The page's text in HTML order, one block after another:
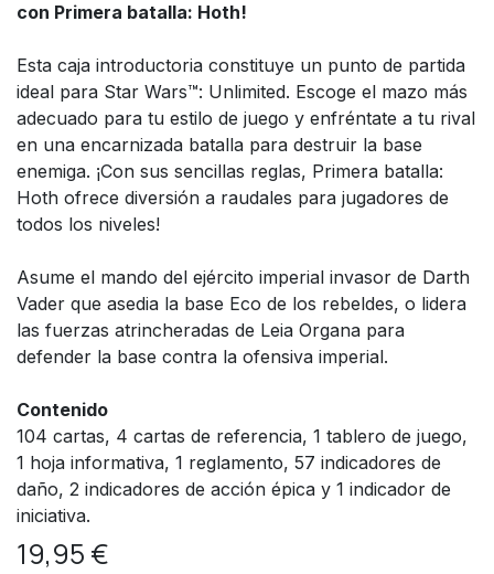
con Primera batalla: Hoth!
Esta caja introductoria constituye un punto de partida
ideal para Star Wars™: Unlimited. Escoge el mazo más
adecuado para tu estilo de juego y enfréntate a tu rival
en una encarnizada batalla para destruir la base
enemiga. ¡Con sus sencillas reglas, Primera batalla:
Hoth ofrece diversión a raudales para jugadores de
todos los niveles!
Asume el mando del ejército imperial invasor de Darth
Vader que asedia la base Eco de los rebeldes, o lidera
las fuerzas atrincheradas de Leia Organa para
defender la base contra la ofensiva imperial.
Contenido
104 cartas, 4 cartas de referencia, 1 tablero de juego,
1 hoja informativa, 1 reglamento, 57 indicadores de
daño, 2 indicadores de acción épica y 1 indicador de
iniciativa.
19,95 €